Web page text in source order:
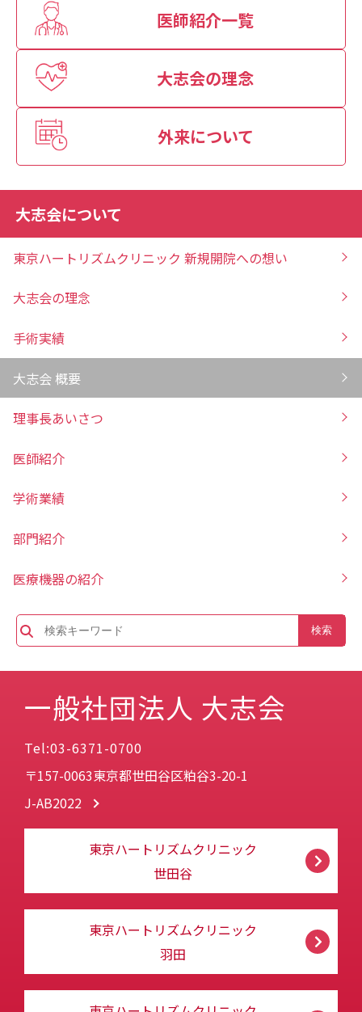
医師紹介一覧
大志会の理念
外来について
大志会について
東京ハートリズムクリニック 新規開院への想い
大志会の理念
手術実績
大志会 概要
理事長あいさつ
医師紹介
学術業績
部門紹介
医療機器の紹介
一般社団法人 大志会
Tel:03-6371-0700
〒157-0063東京都世田谷区粕谷3-20-1
J-AB2022
東京ハートリズムクリニック
世田谷
東京ハートリズムクリニック
羽田